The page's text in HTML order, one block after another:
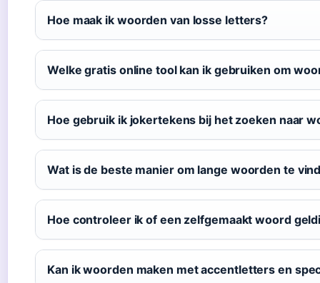
Hoe maak ik woorden van losse letters?
Welke gratis online tool kan ik gebruiken om
Hoe gebruik ik jokertekens bij het zoeken naar
Wat is de beste manier om lange woorden te
Hoe controleer ik of een zelfgemaakt woord
Kan ik woorden maken met accentletters en